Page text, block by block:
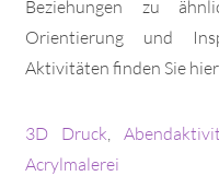
Beziehungen zu
Orientierung und
Aktivitäten finden Sie
3D Druck
Acrylmalerei